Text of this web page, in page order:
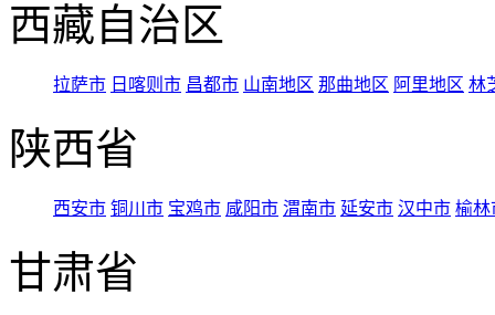
西藏自治区
拉萨市 日喀则市 昌都市 山南地区 那曲地区 阿里地区 林
陕西省
西安市 铜川市 宝鸡市 咸阳市 渭南市 延安市 汉中市 榆林
甘肃省